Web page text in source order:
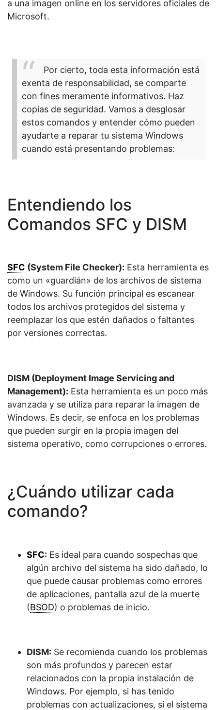
a una imagen online en los servidores oficiales de
Microsoft.
Por cierto, toda esta información está
exenta de responsabilidad, se comparte
con fines meramente informativos. Haz
copias de seguridad. Vamos a desglosar
estos comandos y entender cómo pueden
ayudarte a reparar tu sistema Windows
cuando está presentando problemas:
Entendiendo los
Comandos SFC y DISM
SFC (System File Checker): Esta herramienta es
como un «guardián» de los archivos de sistema
de Windows. Su función principal es escanear
todos los archivos protegidos del sistema y
reemplazar los que estén dañados o faltantes
por versiones correctas.
DISM (Deployment Image Servicing and
Management): Esta herramienta es un poco más
avanzada y se utiliza para reparar la imagen de
Windows. Es decir, se enfoca en los problemas
que pueden surgir en la propia imagen del
sistema operativo, como corrupciones o errores.
¿Cuándo utilizar cada
comando?
SFC: Es ideal para cuando sospechas que
algún archivo del sistema ha sido dañado, lo
que puede causar problemas como errores
de aplicaciones, pantalla azul de la muerte
(BSOD) o problemas de inicio.
DISM: Se recomienda cuando los problemas
son más profundos y parecen estar
relacionados con la propia instalación de
Windows. Por ejemplo, si has tenido
problemas con actualizaciones, si el sistema